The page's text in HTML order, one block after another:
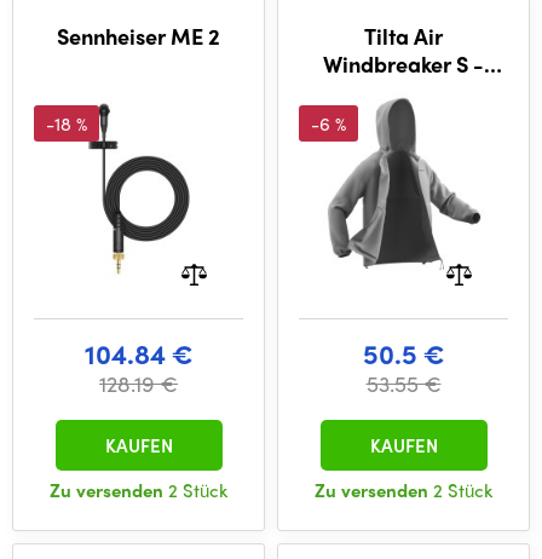
Sennheiser ME 2
-18 %
104.84 €
128.19 €
Zu versenden 2 Stück
KAUFEN
Tilta Air
Windbreaker S -
Glacier Gray
-6 %
50.5 €
53.55 €
Zu versenden 2 Stück
KAUFEN